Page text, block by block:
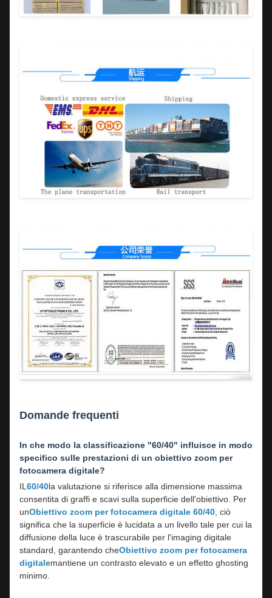
Domande frequenti
In che modo la classificazione "60/40" influisce in modo
specifico sulle prestazioni di un obiettivo zoom per
fotocamera digitale?
IL60/40la valutazione si riferisce alla dimensione massima
consentita di graffi e scavi sulla superficie dell'obiettivo. Per
unObiettivo zoom per fotocamera digitale 60/40, ciò
significa che la superficie è lucidata a un livello tale per cui la
diffusione della luce è trascurabile per l'imaging digitale
standard, garantendo cheObiettivo zoom per fotocamera
digitalemantiene un contrasto elevato e un effetto ghosting
minimo.